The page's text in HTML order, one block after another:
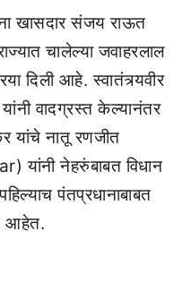
खासदार संजय राऊत
चालेल्या जवाहरलाल
दिली आहे. स्वातंत्र्यवीर
यांनी वादग्रस्त केल्यानंतर
यांचे नातू रणजीत
यांनी नेहरुंबाबत विधान
पंतप्रधानाबाबत
आहेत.